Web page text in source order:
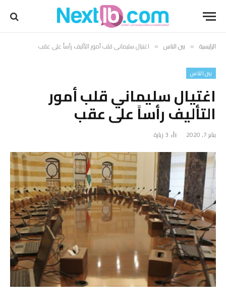
الرئيسية » بين الناس » اغتيال سليماني قلب أمور التأليف رأساً على عقب
بين الناس
اغتيال سليماني قلب أمور
التأليف رأساً على عقب
يناير 7, 2020 3 زيارة